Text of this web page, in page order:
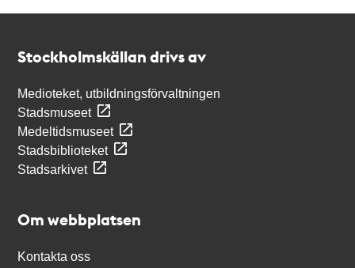
Stockholmskällan drivs av
Medioteket, utbildningsförvaltningen
Stadsmuseet
Medeltidsmuseet
Stadsbiblioteket
Stadsarkivet
Om webbplatsen
Kontakta oss